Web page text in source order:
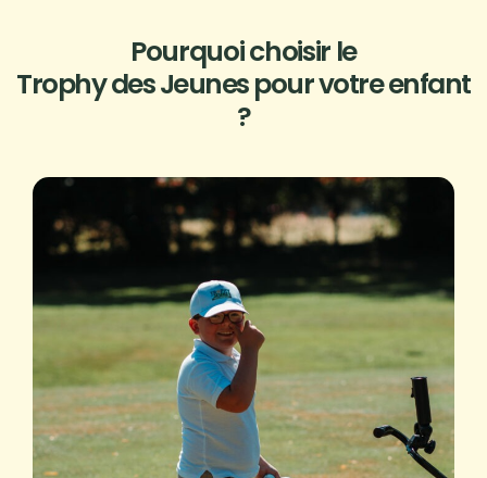
Pourquoi choisir le
Trophy des Jeunes pour votre enfant
?